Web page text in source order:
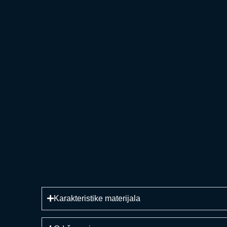
Karakteristike materijala